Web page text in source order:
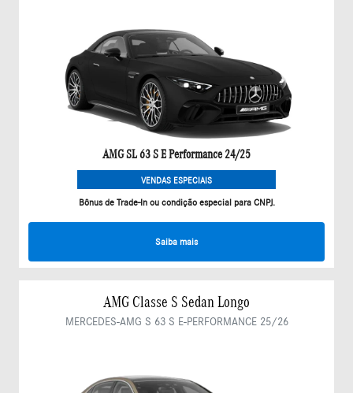
AMG SL 63 S E Performance 24/25
VENDAS ESPECIAIS
Bônus de Trade-In ou condição especial para CNPJ.
Saiba mais
AMG Classe S Sedan Longo
MERCEDES-AMG S 63 S E-PERFORMANCE 25/26